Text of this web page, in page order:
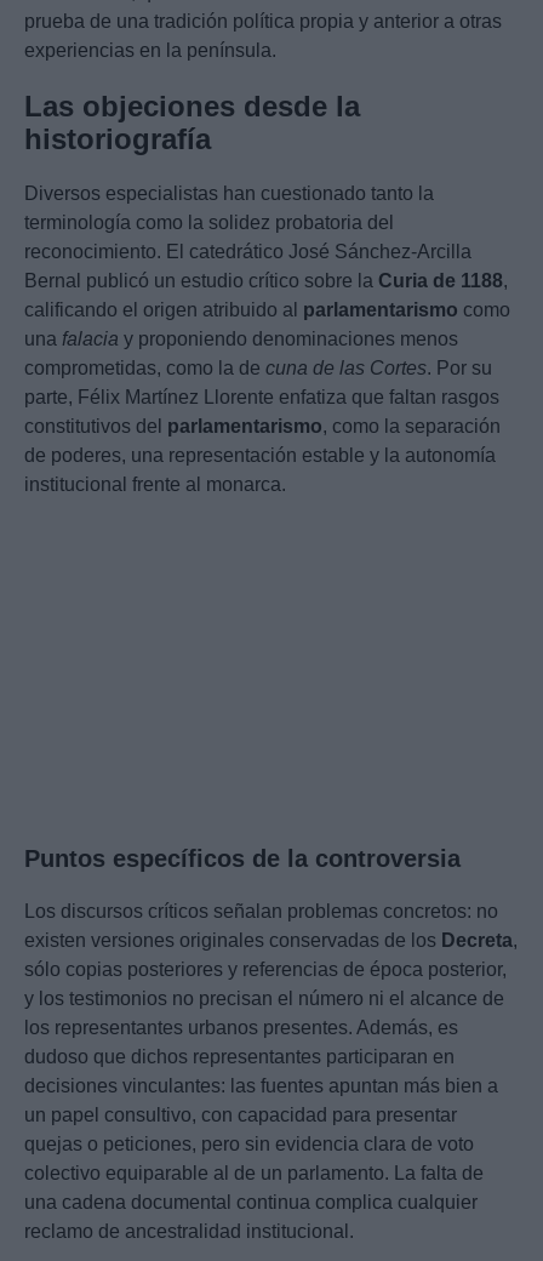
prueba de una tradición política propia y anterior a otras
experiencias en la península.
Las objeciones desde la
historiografía
Diversos especialistas han cuestionado tanto la
terminología como la solidez probatoria del
reconocimiento. El catedrático José Sánchez-Arcilla
Bernal publicó un estudio crítico sobre la Curia de 1188,
calificando el origen atribuido al parlamentarismo como
una falacia y proponiendo denominaciones menos
comprometidas, como la de cuna de las Cortes. Por su
parte, Félix Martínez Llorente enfatiza que faltan rasgos
constitutivos del parlamentarismo, como la separación
de poderes, una representación estable y la autonomía
institucional frente al monarca.
Puntos específicos de la controversia
Los discursos críticos señalan problemas concretos: no
existen versiones originales conservadas de los Decreta,
sólo copias posteriores y referencias de época posterior,
y los testimonios no precisan el número ni el alcance de
los representantes urbanos presentes. Además, es
dudoso que dichos representantes participaran en
decisiones vinculantes: las fuentes apuntan más bien a
un papel consultivo, con capacidad para presentar
quejas o peticiones, pero sin evidencia clara de voto
colectivo equiparable al de un parlamento. La falta de
una cadena documental continua complica cualquier
reclamo de ancestralidad institucional.